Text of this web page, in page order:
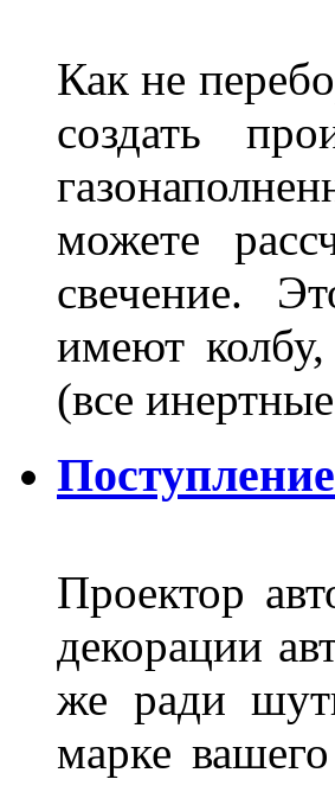
Как не
создать
можете
свечение.
имеют колбу,
(все
Проектор
декорации
же ради
марке